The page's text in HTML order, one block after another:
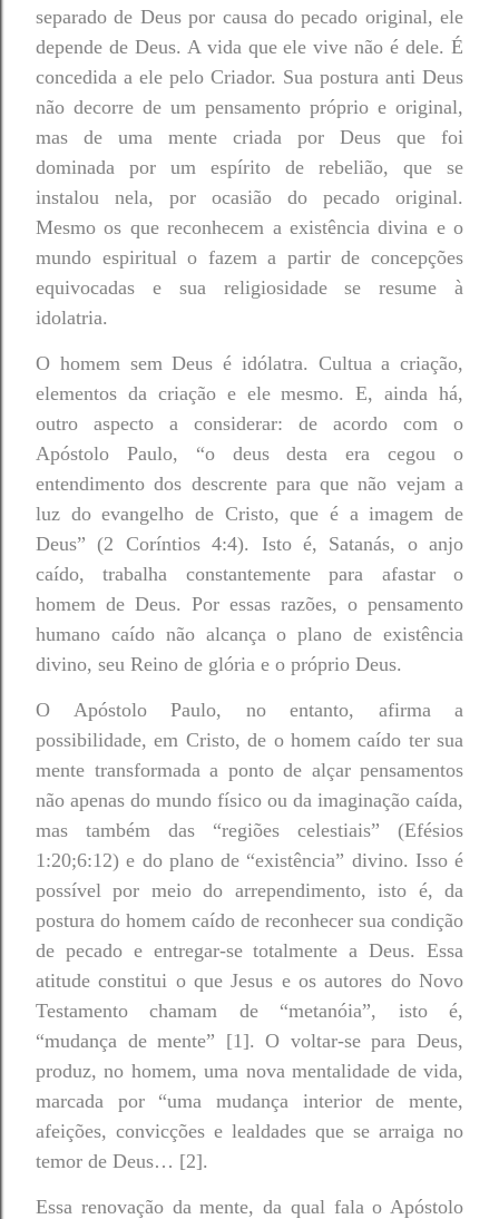
separado de Deus por causa do pecado original, ele
depende de Deus. A vida que ele vive não é dele. É
concedida a ele pelo Criador. Sua postura anti Deus
não decorre de um pensamento próprio e original,
mas de uma mente criada por Deus que foi
dominada por um espírito de rebelião, que se
instalou nela, por ocasião do pecado original.
Mesmo os que reconhecem a existência divina e o
mundo espiritual o fazem a partir de concepções
equivocadas e sua religiosidade se resume à
idolatria.
O homem sem Deus é idólatra. Cultua a criação,
elementos da criação e ele mesmo. E, ainda há,
outro aspecto a considerar: de acordo com o
Apóstolo Paulo, “o deus desta era cegou o
entendimento dos descrente para que não vejam a
luz do evangelho de Cristo, que é a imagem de
Deus” (2 Coríntios 4:4). Isto é, Satanás, o anjo
caído, trabalha constantemente para afastar o
homem de Deus. Por essas razões, o pensamento
humano caído não alcança o plano de existência
divino, seu Reino de glória e o próprio Deus.
O Apóstolo Paulo, no entanto, afirma a
possibilidade, em Cristo, de o homem caído ter sua
mente transformada a ponto de alçar pensamentos
não apenas do mundo físico ou da imaginação caída,
mas também das “regiões celestiais” (Efésios
1:20;6:12) e do plano de “existência” divino. Isso é
possível por meio do arrependimento, isto é, da
postura do homem caído de reconhecer sua condição
de pecado e entregar-se totalmente a Deus. Essa
atitude constitui o que Jesus e os autores do Novo
Testamento chamam de “metanóia”, isto é,
“mudança de mente” [1]. O voltar-se para Deus,
produz, no homem, uma nova mentalidade de vida,
marcada por “uma mudança interior de mente,
afeições, convicções e lealdades que se arraiga no
temor de Deus… [2].
Essa renovação da mente, da qual fala o Apóstolo